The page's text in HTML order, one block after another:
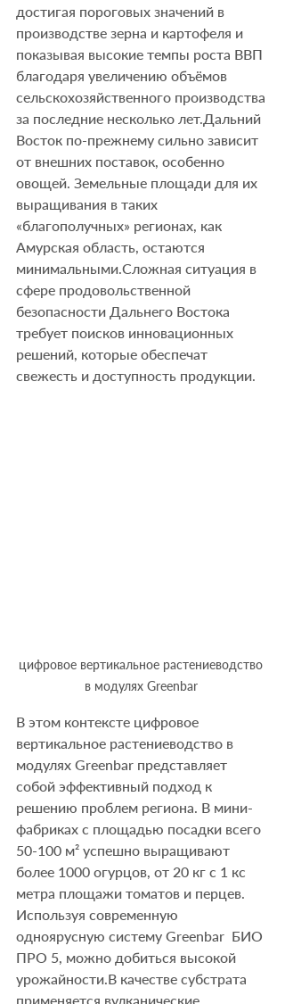
достигая пороговых значений в
производстве зерна и картофеля и
показывая высокие темпы роста ВВП
благодаря увеличению объёмов
сельскохозяйственного производства
за последние несколько лет.Дальний
Восток по-прежнему сильно зависит
от внешних поставок, особенно
овощей. Земельные площади для их
выращивания в таких
«благополучных» регионах, как
Амурская область, остаются
минимальными.Сложная ситуация в
сфере продовольственной
безопасности Дальнего Востока
требует поисков инновационных
решений, которые обеспечат
свежесть и доступность продукции.
цифровое вертикальное растениеводство
в модулях Greenbar
В этом контексте цифровое
вертикальное растениеводство в
модулях Greenbar представляет
собой эффективный подход к
решению проблем региона. В мини-
фабриках с площадью посадки всего
50-100 м² успешно выращивают
более 1000 огурцов, от 20 кг с 1 кс
метра площажи томатов и перцев.
Используя современную
одноярусную систему Greenbar  БИО
ПРО 5, можно добиться высокой
урожайности.В качестве субстрата
применяется вулканические